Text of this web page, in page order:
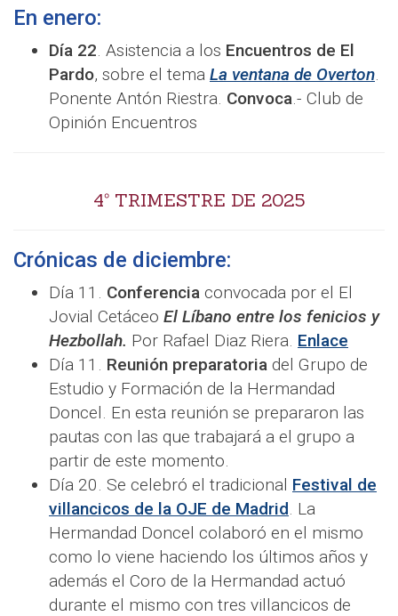
En enero:
Día 22 . Asistencia a los Encuentros de El
Pardo, sobre el tema La ventana de Overton
Ponente Antón Riestra. Convoca .- Club de
Opinión Encuentros
4º TRIMESTRE DE 2025
Crónicas de diciembre:
Día 11. Conferencia convocada por el El
Jovial Cetáceo El Líbano entre los fenicios y
Hezbollah. Por Rafael Diaz Riera. Enlace
Día 11. Reunión preparatoria del Grupo de
Estudio y Formación de la Hermandad
Doncel. En esta reunión se prepararon las
pautas con las que trabajará a el grupo a
partir de este momento.
Día 20. Se celebró el tradicional Festival de
villancicos de la OJE de Madrid . La
Hermandad Doncel colaboró en el mismo
como lo viene haciendo los últimos años y
además el Coro de la Hermandad actuó
durante el mismo con tres villancicos de